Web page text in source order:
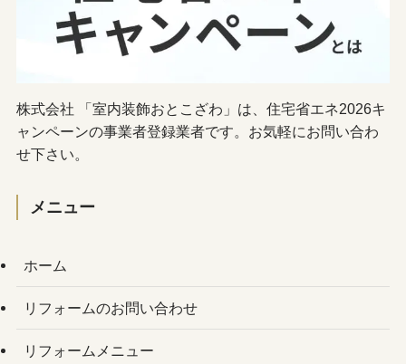
株式会社 「室内装飾おとこざわ」は、住宅省エネ2026キ
ャンペーンの事業者登録業者です。お気軽にお問い合わ
せ下さい。
メニュー
ホーム
リフォームのお問い合わせ
リフォームメニュー